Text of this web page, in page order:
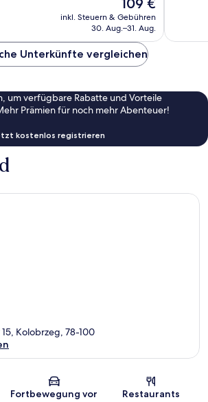
Preis
beträgt
inkl. Steuern & Gebühren
30. Aug.–31. Aug.
Unterkünfte vergleichen
um verfügbare Rabatte und Vorteile
Prämien für noch mehr Abenteuer!
kostenlos registrieren
Karte
Kolobrzeg, 78-100
Fortbewegung vor
Restaurants